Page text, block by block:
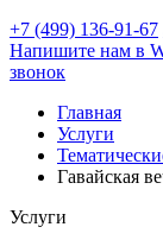
+7 (499) 136-91-67
Напишите нам в
звонок
Главная
Услуги
Гавайская
Услуги